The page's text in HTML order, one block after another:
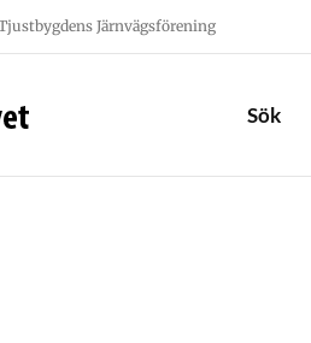
Järnvägsförening
Sök